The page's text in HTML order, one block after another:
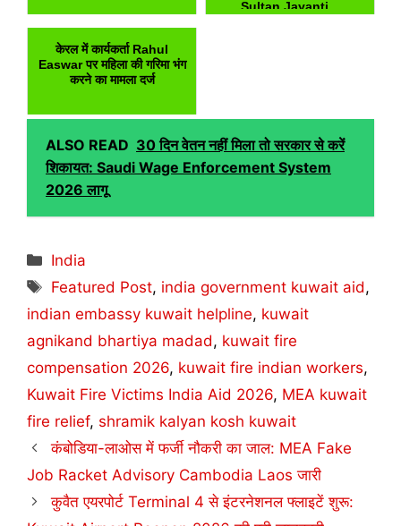
Sultan Jayanti...
केरल में कार्यकर्ता Rahul
Easwar पर महिला की गरिमा भंग
करने का मामला दर्ज
ALSO READ 30 दिन वेतन नहीं मिला तो सरकार से करें
शिकायत: Saudi Wage Enforcement System
2026 लागू
Categories
India
Tags
Featured Post, india government kuwait aid,
indian embassy kuwait helpline, kuwait
agnikand bhartiya madad, kuwait fire
compensation 2026, kuwait fire indian workers,
Kuwait Fire Victims India Aid 2026, MEA kuwait
fire relief, shramik kalyan kosh kuwait
कंबोडिया-लाओस में फर्जी नौकरी का जाल: MEA Fake
Job Racket Advisory Cambodia Laos जारी
कुवैत एयरपोर्ट Terminal 4 से इंटरनेशनल फ्लाइटें शुरू: